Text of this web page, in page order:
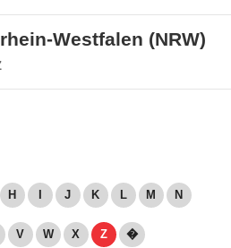
Westfalen (NRW)
H J K L M N
V W X Z �